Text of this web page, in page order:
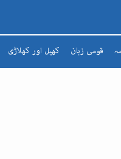
قومی زبان کھیل اور کھلاڑی